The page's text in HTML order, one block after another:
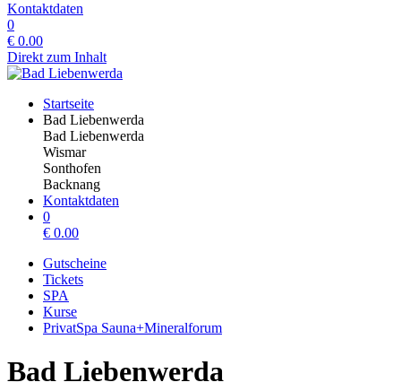
Kontaktdaten
0
€ 0.00
Direkt zum Inhalt
Startseite
Bad Liebenwerda
Bad Liebenwerda
Wismar
Sonthofen
Backnang
Kontaktdaten
0
€ 0.00
Gutscheine
Tickets
SPA
Kurse
PrivatSpa Sauna+Mineralforum
Bad Liebenwerda